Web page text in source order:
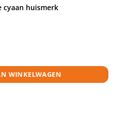
cyaan huismerk
huismerk aantal
WINKELWAGEN